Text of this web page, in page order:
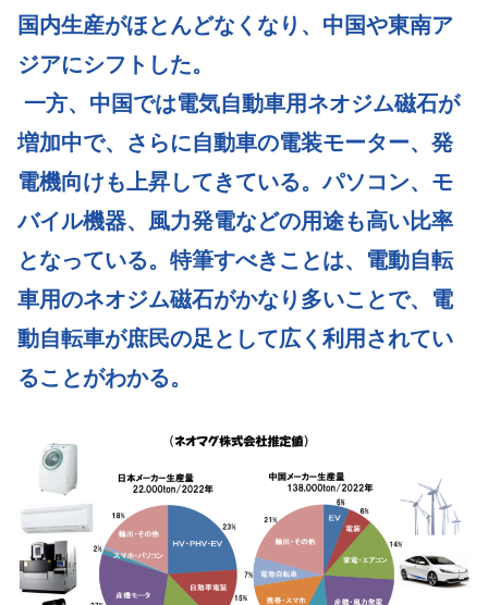
国内生産がほとんどなくなり、中国や東南ア
ジアにシフトした。
一方、中国では電気自動車用ネオジム磁石が
増加中で、さらに自動車の電装モーター、発
電機向けも上昇してきている。パソコン、モ
バイル機器、風力発電などの用途も高い比率
となっている。特筆すべきことは、電動自転
車用のネオジム磁石がかなり多いことで、電
動自転車が庶民の足として広く利用されてい
ることがわかる。